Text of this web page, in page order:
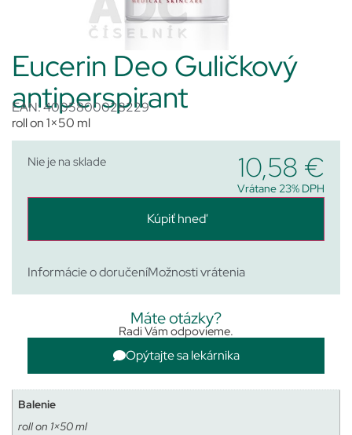
Eucerin Deo Guličkový
antiperspirant
EAN: 4005800028229
roll on 1×50 ml
Nie je na sklade 10,58 €
Vrátane 23% DPH
Kúpiť hneď
Informácie o doručeníMožnosti vrátenia
Máte otázky?
Radi Vám odpovieme.
Opýtajte sa lekárnika
Balenie
roll on 1×50 ml